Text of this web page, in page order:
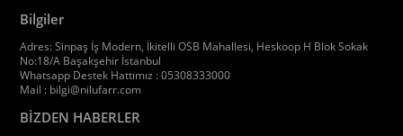
Bilgiler
Adres: Sinpaş İş Modern, İkitelli OSB Mahallesi, Heskoop H Blok Sokak
No:18/A Başakşehir İstanbul
Whatsapp Destek Hattımız : 05308333000
Mail : bilgi@nilufarr.com
BİZDEN HABERLER